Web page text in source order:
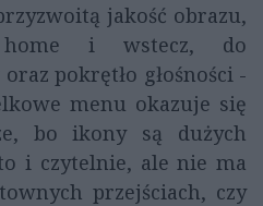
jakość obrazu,
home i wstecz, do
pokrętło głośności -
menu okazuje się
bo ikony są dużych
i czytelnie, ale nie ma
przejściach, czy